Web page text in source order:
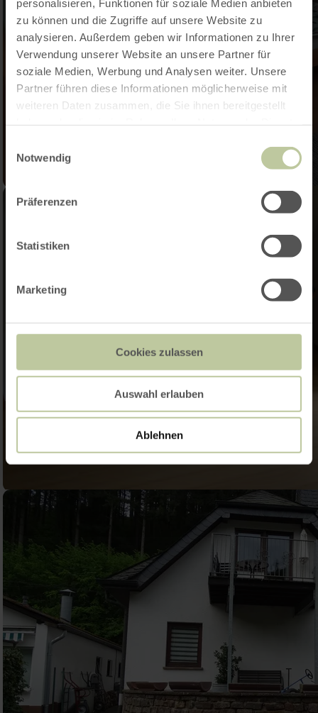
personalisieren, Funktionen für soziale Medien anbieten
zu können und die Zugriffe auf unsere Website zu
analysieren. Außerdem geben wir Informationen zu Ihrer
Verwendung unserer Website an unsere Partner für
soziale Medien, Werbung und Analysen weiter. Unsere
Partner führen diese Informationen möglicherweise mit
weiteren Daten zusammen, die Sie ihnen bereitgestellt
Notwendig
Präferenzen
Statistiken
Marketing
Cookies zulassen
Auswahl erlauben
Ablehnen